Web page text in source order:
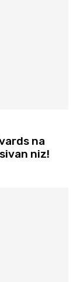
na
niz!